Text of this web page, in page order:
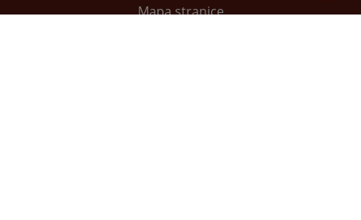
Mapa stranice